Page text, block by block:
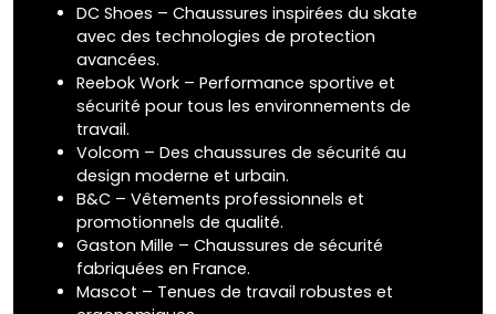
DC Shoes – Chaussures inspirées du skate
avec des technologies de protection
avancées.
Reebok Work – Performance sportive et
sécurité pour tous les environnements de
travail.
Volcom – Des chaussures de sécurité au
design moderne et urbain.
B&C – Vêtements professionnels et
promotionnels de qualité.
Gaston Mille – Chaussures de sécurité
fabriquées en France.
Mascot – Tenues de travail robustes et